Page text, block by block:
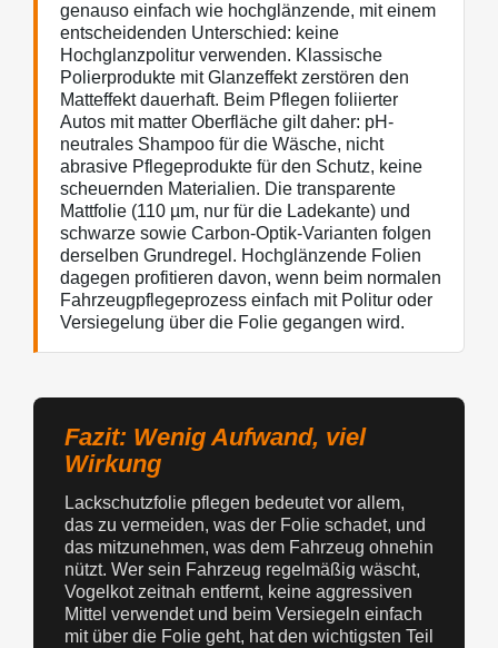
genauso einfach wie hochglänzende, mit einem
entscheidenden Unterschied: keine
Hochglanzpolitur verwenden. Klassische
Polierprodukte mit Glanzeffekt zerstören den
Matteffekt dauerhaft. Beim Pflegen foliierter
Autos mit matter Oberfläche gilt daher: pH-
neutrales Shampoo für die Wäsche, nicht
abrasive Pflegeprodukte für den Schutz, keine
scheuernden Materialien. Die transparente
Mattfolie (110 µm, nur für die Ladekante) und
schwarze sowie Carbon-Optik-Varianten folgen
derselben Grundregel. Hochglänzende Folien
dagegen profitieren davon, wenn beim normalen
Fahrzeugpflegeprozess einfach mit Politur oder
Versiegelung über die Folie gegangen wird.
Fazit: Wenig Aufwand, viel
Wirkung
Lackschutzfolie pflegen bedeutet vor allem,
das zu vermeiden, was der Folie schadet, und
das mitzunehmen, was dem Fahrzeug ohnehin
nützt. Wer sein Fahrzeug regelmäßig wäscht,
Vogelkot zeitnah entfernt, keine aggressiven
Mittel verwendet und beim Versiegeln einfach
mit über die Folie geht, hat den wichtigsten Teil